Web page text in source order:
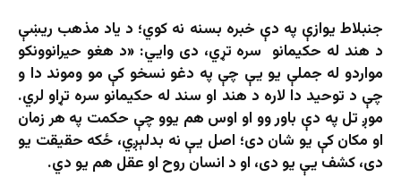
جنبلاط یوازې په دې خبره بسنه نه کوي؛ د یاد مذهب ریښې
د هند له حکیمانو سره تړي، دی وایي: «د هغو حیرانوونکو
مواردو له جملې یو یې چې په دغو نسخو کې مو وموند دا و
چې د توحید دا لاره د هند او سند له حکیمانو سره تړاو لري.
موږ تل په دې باور وو او اوس هم یوو چې حکمت په هر زمان
او مکان کې یو شان دی؛ اصل یې نه بدلېږي، ځکه حقیقت یو
دی، کشف یې یو دی، او د انسان روح او عقل هم یو دي.